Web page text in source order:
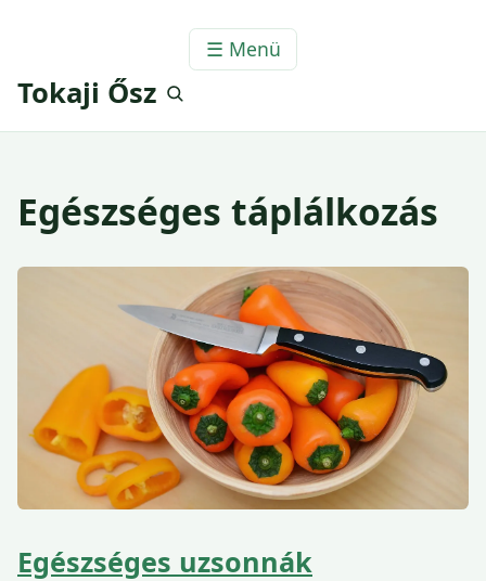
☰ Menü
Tokaji Ősz
Egészséges táplálkozás
Egészséges uzsonnák